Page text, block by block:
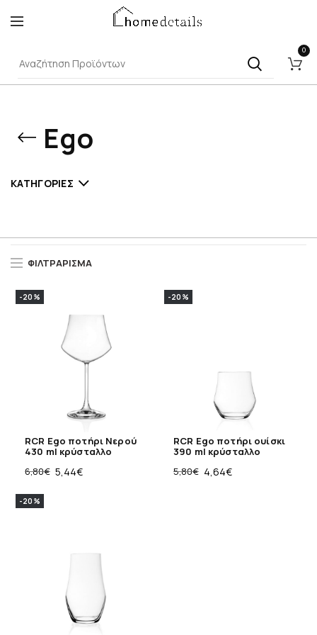
0
Ego
ΚΑΤΗΓΟΡΊΕΣ
ΦΙΛΤΡΆΡΙΣΜΑ
-20%
RCR Ego ποτήρι Νερού
430 ml κρύσταλλο
6,80€ 5,44€
-20%
RCR Ego ποτήρι ουίσκι
390 ml κρύσταλλο
5,80€ 4,64€
-20%